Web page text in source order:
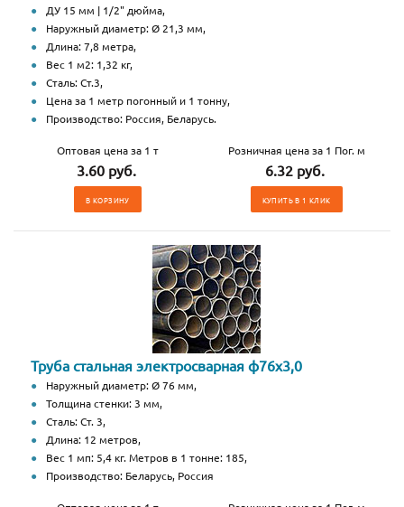
ДУ 15 мм | 1/2" дюйма,
Наружный диаметр: Ø 21,3 мм,
Длина: 7,8 метра,
Вес 1 м2: 1,32 кг,
Сталь: Ст.3,
Цена за 1 метр погонный и 1 тонну,
Производство: Россия, Беларусь.
Оптовая цена за 1 т
3.60 руб.
В КОРЗИНУ
Розничная цена за 1 Пог. м
6.32 руб.
КУПИТЬ В 1 КЛИК
Труба стальная электросварная ф76х3,0
Наружный диаметр: Ø 76 мм,
Толщина стенки: 3 мм,
Сталь: Ст. 3,
Длина: 12 метров,
Вес 1 мп: 5,4 кг. Метров в 1 тонне: 185,
Производство: Беларусь, Россия